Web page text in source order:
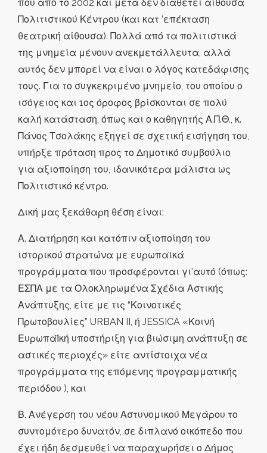
που από το 2002 και μετά δεν διαθέτει αίθουσα
Πολιτιστικού Κέντρου (και κατ ’επέκταση
θεατρική αίθουσα). Πολλά από τα πολιτιστικά
της μνημεία μένουν ανεκμετάλλευτα, αλλά
αυτός δεν μπορεί να είναι ο λόγος κατεδάφισης
τους. Για το συγκεκριμένο μνημείο, του οποίου ο
ισόγειος και 1ος όροφος βρίσκονται σε πολύ
καλή κατάσταση, όπως και ο καθηγητής Α.Π.Θ., κ.
Πάνος Τσολάκης εξηγεί σε σχετική εισήγηση του,
υπήρξε πρόταση προς το Δημοτικό συμβούλιο
για αξιοποίηση του, ιδανικότερα μάλιστα ως
Πολιτιστικό κέντρο.
Δική μας ξεκάθαρη θέση είναι:
Α. Διατήρηση και κατόπιν αξιοποίηση του
ιστορικού στρατώνα με ευρωπαϊκά
προγράμματα που προσφέρονται γι’αυτό (όπως:
ΕΣΠΑ με τα Ολοκληρωμένα Σχέδια Αστικής
Ανάπτυξης, είτε με τις “Κοινοτικές
Πρωτοβουλίες” URBAN II, ή JESSICA «Κοινή
ΕυρωπαΪκή υποστήριξη για βιώσιμη ανάπτυξη σε
αστικές περιοχές» είτε αντίστοιχα νέα
προγράμματα της επόμενης προγραμματικής
περιόδου ), και
Β. Ανέγερση του νέου Αστυνομικού Μεγάρου το
συντομότερο δυνατόν, σε διπλανό οικόπεδο που
έχει ήδη δεσμευθεί να παραχωρήσει ο Δήμος